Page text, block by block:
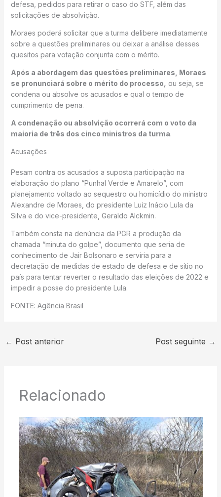
defesa, pedidos para retirar o caso do STF, além das
solicitações de absolvição.
Moraes poderá solicitar que a turma delibere imediatamente
sobre a questões preliminares ou deixar a análise desses
quesitos para votação conjunta com o mérito.
Após a abordagem das questões preliminares, Moraes
se pronunciará sobre o mérito do processo,
ou seja, se
condena ou absolve os acusados e qual o tempo de
cumprimento de pena.
A condenação ou absolvição ocorrerá com o voto da
maioria de três dos cinco ministros da turma.
Acusações
Pesam contra os acusados a suposta participação na
elaboração do plano “Punhal Verde e Amarelo”, com
planejamento voltado ao sequestro ou homicídio do ministro
Alexandre de Moraes, do presidente Luiz Inácio Lula da
Silva e do vice-presidente, Geraldo Alckmin.
Também consta na denúncia da PGR a produção da
chamada “minuta do golpe”, documento que seria de
conhecimento de Jair Bolsonaro e serviria para a
decretação de medidas de estado de defesa e de sítio no
país para tentar reverter o resultado das eleições de 2022 e
impedir a posse do presidente Lula.
FONTE: Agência Brasil
← Post anterior Post seguinte →
Relacionado